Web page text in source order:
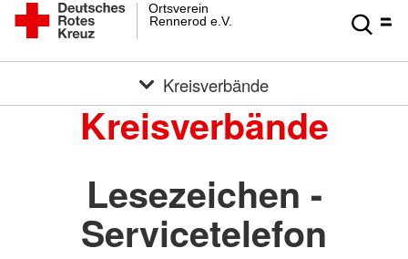
Rennerod e.V.
Ortsverein
Kreisverbände
Kreisverbände
Lesezeichen -
Servicetelefon